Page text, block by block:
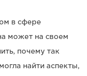
в сфере
может на своем
почему так
найти аспекты,